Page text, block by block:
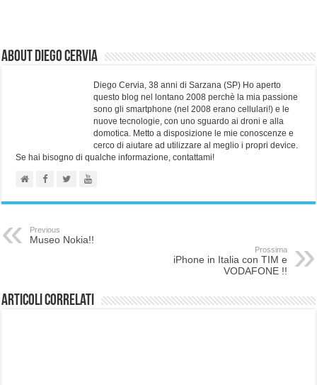
About Diego Cervia
Diego Cervia, 38 anni di Sarzana (SP) Ho aperto
questo blog nel lontano 2008 perchè la mia passione
sono gli smartphone (nel 2008 erano cellulari!) e le
nuove tecnologie, con uno sguardo ai droni e alla
domotica. Metto a disposizione le mie conoscenze e
cerco di aiutare ad utilizzare al meglio i propri device.
Se hai bisogno di qualche informazione, contattami!
Previous
Museo Nokia!!
Prossima
iPhone in Italia con TIM e
VODAFONE !!
Articoli correlati